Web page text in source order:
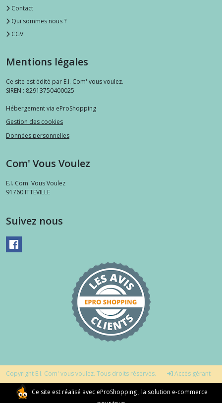
Contact
Qui sommes nous ?
CGV
Mentions légales
Ce site est édité par E.I. Com' vous voulez.
SIREN : 82913750400025
Hébergement via eProShopping
Gestion des cookies
Données personnelles
Com' Vous Voulez
E.I. Com' Vous Voulez
91760 ITTEVILLE
Suivez nous
Copyright E.I. Com' vous voulez. Tous droits réservés. Accès gérant
Ce site est réalisé avec eProShopping , la solution e-commerce